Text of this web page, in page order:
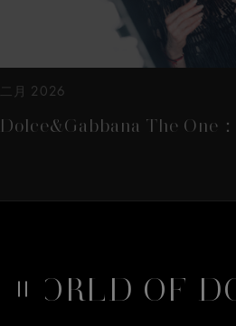
二月 2026
Dolce&Gabbana The One
OF